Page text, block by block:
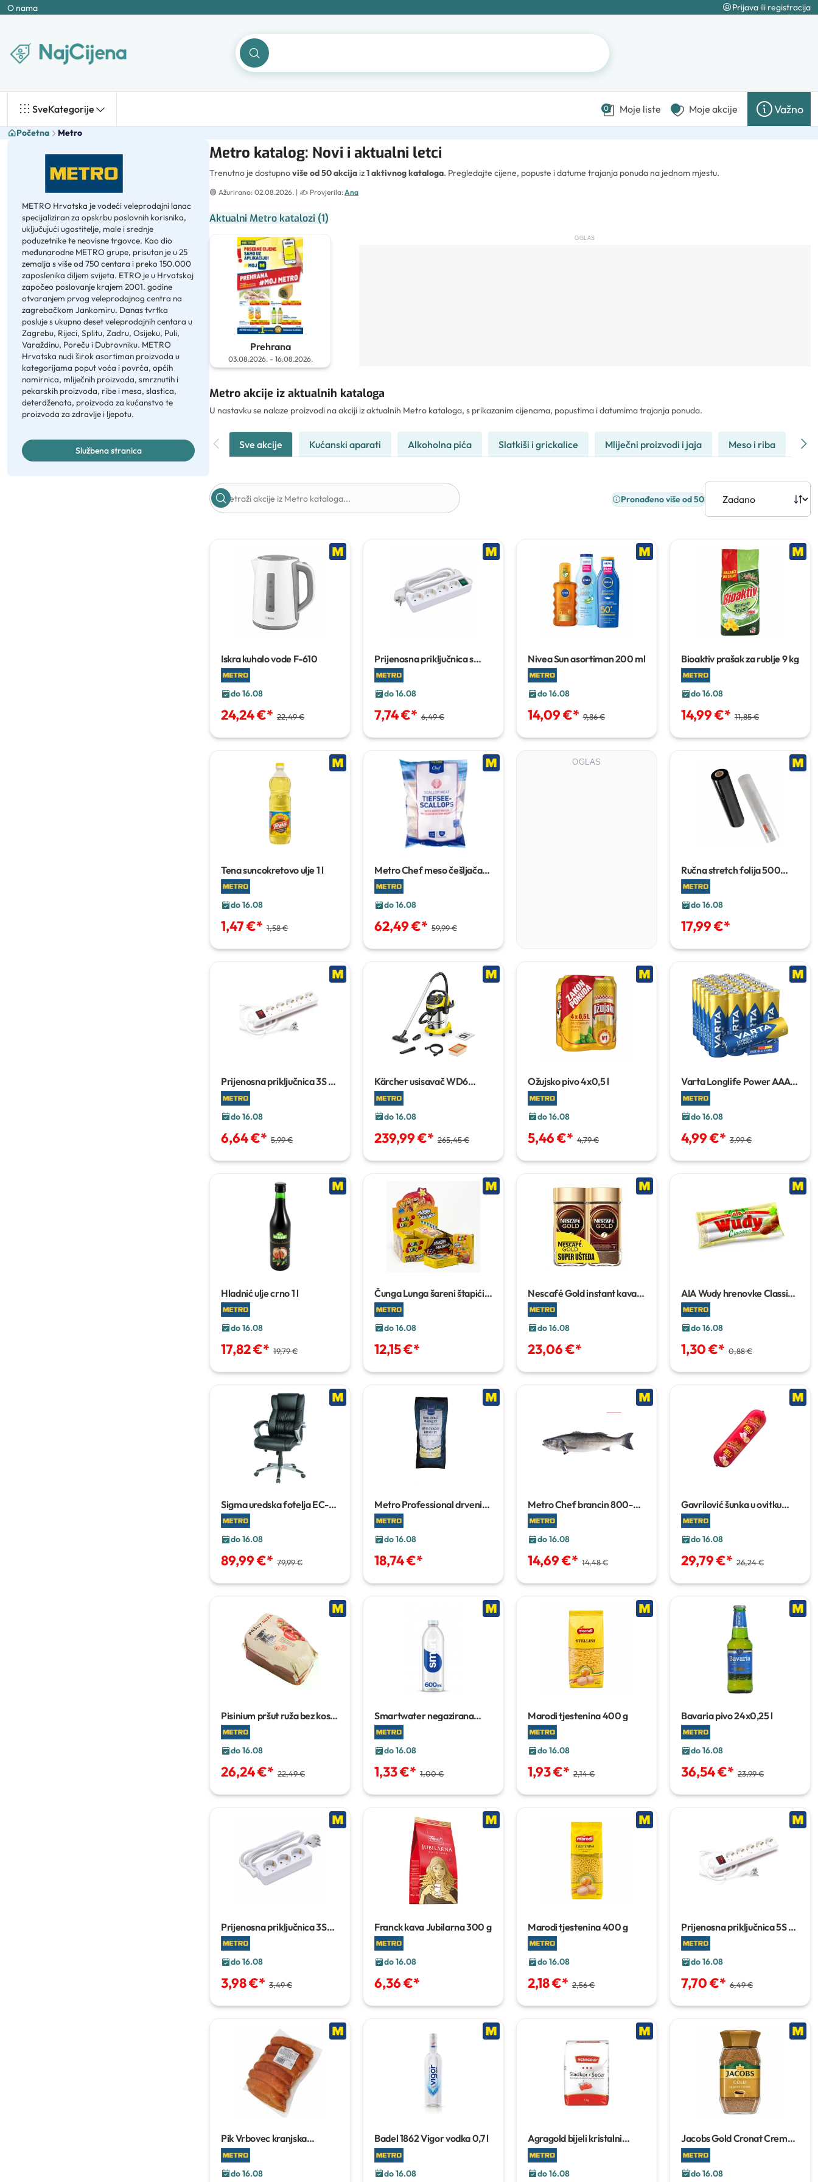
O nama Prijava ili registracija
SveKategorije 0 Moje liste Moje akcije Važno
Početna Metro
Metro katalog: Novi i aktualni letci
Trenutno je dostupnoviše od 50 akcija iz1 aktivnog kataloga. Pregledajte cijene, popuste i datume trajanja ponuda na jednom mjestu.
🟢 Ažurirano: 02.08.2026. | ✍️ Provjerila:Ana
Aktualni Metro katalozi (1)
Prehrana
03.08.2026.- 16.08.2026.
OGLAS
Metro akcije iz aktualnih kataloga
U nastavku se nalaze proizvodi na akciji iz aktualnih Metro kataloga, s prikazanim cijenama, popustima i datumima trajanja ponuda.
Sve akcije Kućanski aparati Alkoholna pića Slatkiši i grickalice Mliječni proizvodi i jaja Meso i riba
Pronađeno više od 50
Iskra kuhalo vode F-610
do 16.08
24,24 €* 22,49 €
Prijenosna priključnica s
prekidačem
do 16.08
7,74 €* 6,49 €
Nivea Sun asortiman200 ml
do 16.08
14,09 €* 9,86 €
Bioaktiv prašak za rublje9 kg
do 16.08
14,99 €* 11,85 €
Tena suncokretovo ulje1 l
do 16.08
1,47 €* 1,58 €
Metro Chef meso češljača
1000 g
do 16.08
62,49 €* 59,99 €
OGLAS
Ručna stretch folija500
mm/30 my, 5 kg
do 16.08
17,99 €*
Prijenosna priključnica3S 3
m
do 16.08
6,64 €* 5,99 €
Kärcher usisavač WD6
30/6/22/T
do 16.08
239,99 €* 265,45 €
Ožujsko pivo4x0,5 l
do 16.08
5,46 €* 4,79 €
Varta Longlife PowerAAA
12/1
do 16.08
4,99 €* 3,99 €
Hladnić ulje crno1 l
do 16.08
17,82 €* 19,79 €
Čunga Lunga šareni štapići
18x28 g
do 16.08
12,15 €*
Nescafé Gold instant kava
2x190 g
do 16.08
23,06 €*
AIA Wudy hrenovke Classic
vakuum pakiranje 300 g
do 16.08
1,30 €* 0,88 €
Sigma uredska fotelja EC-
501111-121x48-58x66
do 16.08
89,99 €* 79,99 €
Metro Professional drveni
briket10 kg
do 16.08
18,74 €*
Metro Chef brancin800-
1100 g
do 16.08
14,69 €* 14,48 €
Gavrilović šunka u ovitku
pakiranje 2,6 kg
do 16.08
29,79 €* 26,24 €
Pisinium pršut ruža bez kosti
vakuum pakiranje cca 2,8 kg
do 16.08
26,24 €* 22,49 €
Smartwater negazirana
mineralna voda
do 16.08
1,33 €* 1,00 €
Marodi tjestenina400 g
do 16.08
1,93 €* 2,14 €
Bavaria pivo24x0,25 l
do 16.08
36,54 €* 23,99 €
Prijenosna priključnica3S
1,0-1,5 m
do 16.08
3,98 €* 3,49 €
Franck kava Jubilarna300 g
do 16.08
6,36 €*
Marodi tjestenina400 g
do 16.08
2,18 €* 2,56 €
Prijenosna priključnica5S 3
m
do 16.08
7,70 €* 6,49 €
Pik Vrbovec kranjska
kobasica gastro
pakiranje cca 1 kg
do 16.08
Badel 1862 Vigor vodka0,7 l
do 16.08
Agragold bijeli kristalni
šećer1 kg
do 16.08
Jacobs Gold Cronat Crema
2x200 g
do 16.08
METRO Hrvatska je vodeći veleprodajni lanac
specijaliziran za opskrbu poslovnih korisnika,
uključujući ugostitelje, male i srednje
poduzetnike te neovisne trgovce. Kao dio
međunarodne METRO grupe, prisutan je u 25
zemalja s više od 750 centara i preko 150.000
zaposlenika diljem svijeta. ETRO je u Hrvatskoj
započeo poslovanje krajem 2001. godine
otvaranjem prvog veleprodajnog centra na
zagrebačkom Jankomiru. Danas tvrtka
posluje s ukupno deset veleprodajnih centara u
Zagrebu, Rijeci, Splitu, Zadru, Osijeku, Puli,
Varaždinu, Poreču i Dubrovniku. METRO
Hrvatska nudi širok asortiman proizvoda u
kategorijama poput voća i povrća, općih
namirnica, mliječnih proizvoda, smrznutih i
pekarskih proizvoda, ribe i mesa, slastica,
deterdženata, proizvoda za kućanstvo te
proizvoda za zdravlje i ljepotu.
Službena stranica